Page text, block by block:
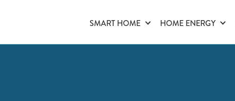
SMART HOME HOME ENERGY